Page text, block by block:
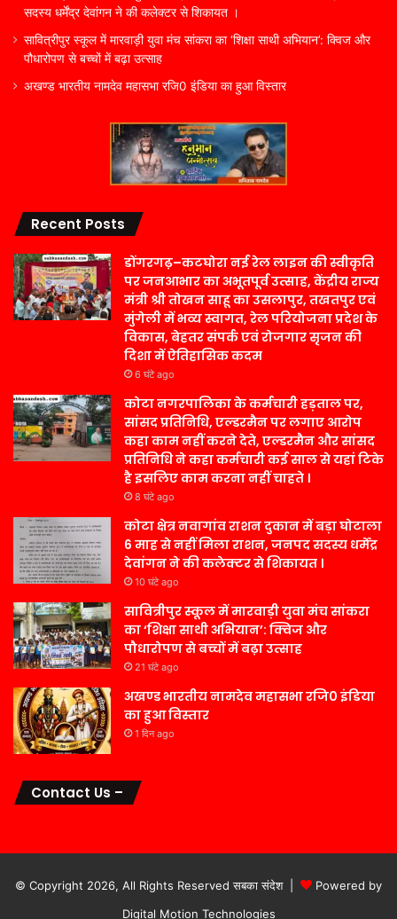
सदस्य धर्मेंद्र देवांगन ने की कलेक्टर से शिकायत ।
सावित्रीपुर स्कूल में मारवाड़ी युवा मंच सांकरा का ‘शिक्षा साथी अभियान’: क्विज और
पौधारोपण से बच्चों में बढ़ा उत्साह
अखण्ड भारतीय नामदेव महासभा रजि0 इंडिया का हुआ विस्तार
Recent Posts
डोंगरगढ़–कटघोरा नई रेल लाइन की स्वीकृति
पर जनआभार का अभूतपूर्व उत्साह, केंद्रीय राज्य
मंत्री श्री तोखन साहू का उसलापुर, तखतपुर एवं
मुंगेली में भव्य स्वागत, रेल परियोजना प्रदेश के
विकास, बेहतर संपर्क एवं रोजगार सृजन की
दिशा में ऐतिहासिक कदम
6 घंटे ago
कोटा नगरपालिका के कर्मचारी हड़ताल पर,
सांसद प्रतिनिधि, एल्डरमैन पर लगाए आरोप
कहा काम नहीं करने देते, एल्डरमैन और सांसद
प्रतिनिधि ने कहा कर्मचारी कई साल से यहां टिके
है इसलिए काम करना नहीं चाहते ।
8 घंटे ago
कोटा क्षेत्र नवागांव राशन दुकान में बड़ा घोटाला
6 माह से नहीं मिला राशन, जनपद सदस्य धर्मेंद्र
देवांगन ने की कलेक्टर से शिकायत ।
10 घंटे ago
सावित्रीपुर स्कूल में मारवाड़ी युवा मंच सांकरा
का ‘शिक्षा साथी अभियान’: क्विज और
पौधारोपण से बच्चों में बढ़ा उत्साह
21 घंटे ago
अखण्ड भारतीय नामदेव महासभा रजि0 इंडिया
का हुआ विस्तार
1 दिन ago
Contact Us –
© Copyright 2026, All Rights Reserved सबका संदेश |
Powered by
Digital Motion Technologies